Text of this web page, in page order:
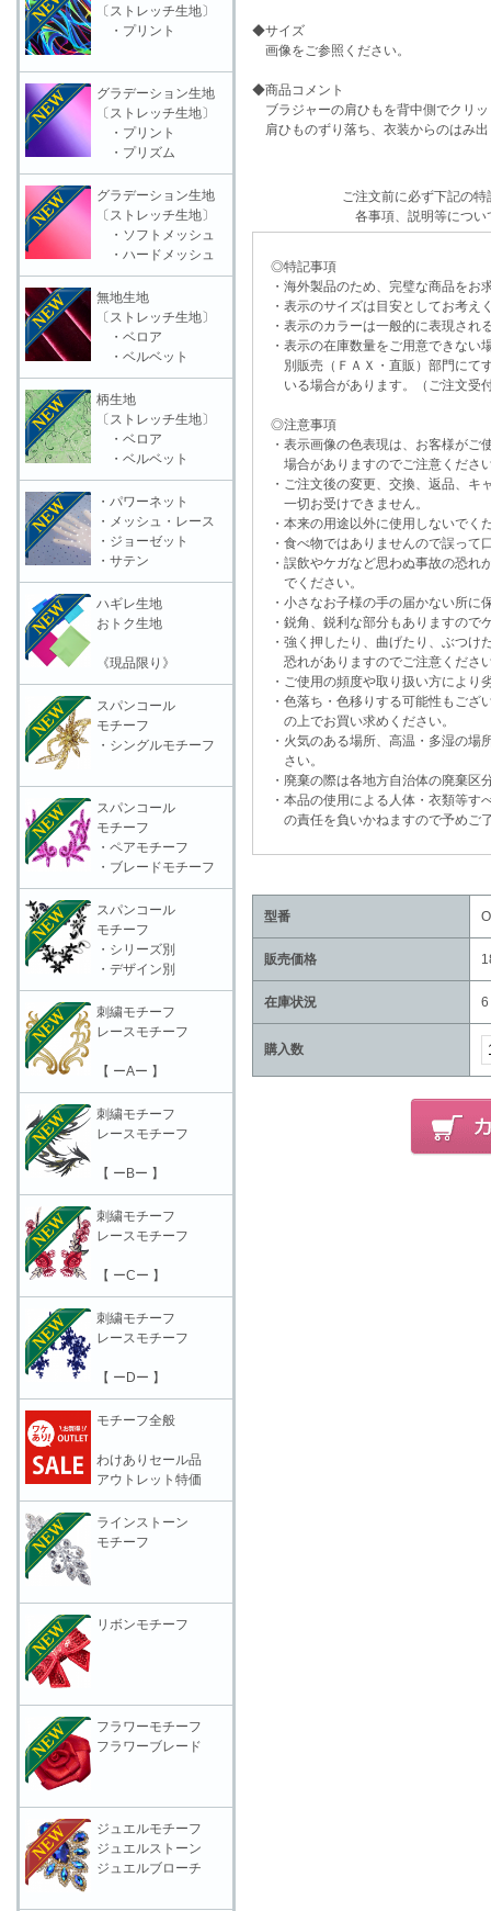
◆サイズ
画像をご参照ください。
◆商品コメント
ブラジャーの肩ひもを背中側でクリ
肩ひものずり落ち、衣装からのはみ
ご注文前に必ず下記の
各事項、説明等につい
◎特記事項
・海外製品のため、完璧な商品をお
・表示のサイズは目安としてお考え
・表示のカラーは一般的に表現され
・表示の在庫数量をご用意できな
別販売（ＦＡＸ・直販）部門にて
いる場合があります。（ご注文受
◎注意事項
・表示画像の色表現は、お客様がご
場合がありますのでご注意くださ
・ご注文後の変更、交換、返品、キ
一切お受けできません。
・本来の用途以外に使用しないでく
・食べ物ではありませんので誤って
・誤飲やケガなど思わぬ事故の恐れ
でください。
・小さなお子様の手の届かない所に
・鋭角、鋭利な部分もありますので
・強く押したり、曲げたり、ぶつけ
恐れがありますのでご注意くださ
・ご使用の頻度や取り扱い方により
・色落ち・色移りする可能性もござ
の上でお買い求めください。
・火気のある場所、高温・多湿の場
さい。
・廃棄の際は各地方自治体の廃棄区
・本品の使用による人体・衣類等す
の責任を負いかねますので予めご
型番
販売価格
在庫状況 6
購入数
〔ストレッチ生地〕
・プリント
グラデーション生地
〔ストレッチ生地〕
・プリント
・プリズム
グラデーション生地
〔ストレッチ生地〕
・ソフトメッシュ
・ハードメッシュ
無地生地
〔ストレッチ生地〕
・ベロア
・ベルベット
柄生地
〔ストレッチ生地〕
・ベロア
・ベルベット
・パワーネット
・メッシュ・レース
・ジョーゼット
・サテン
ハギレ生地
おトク生地
《現品限り》
スパンコール
モチーフ
・シングルモチーフ
スパンコール
モチーフ
・ペアモチーフ
・ブレードモチーフ
スパンコール
モチーフ
・シリーズ別
・デザイン別
刺繍モチーフ
レースモチーフ
【 ーAー 】
刺繍モチーフ
レースモチーフ
【 ーBー 】
刺繍モチーフ
レースモチーフ
【 ーCー 】
刺繍モチーフ
レースモチーフ
【 ーDー 】
モチーフ全般
わけありセール品
アウトレット特価
ラインストーン
モチーフ
リボンモチーフ
フラワーモチーフ
フラワーブレード
ジュエルモチーフ
ジュエルストーン
ジュエルブローチ